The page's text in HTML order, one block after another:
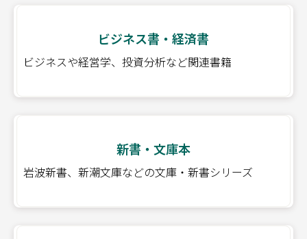
ビジネス書・経済書
ビジネスや経営学、投資分析など関連書籍
新書・文庫本
岩波新書、新潮文庫などの文庫・新書シリーズ